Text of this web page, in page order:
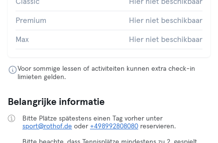
Premium Hier niet beschikbaar
Max Hier niet beschikbaar
Voor sommige lessen of activiteiten kunnen extra check-in
limieten gelden.
Belangrijke informatie
Bitte Plätze spätestens einen Tag vorher unter
sport@rothof.de oder +498992808080 reservieren.